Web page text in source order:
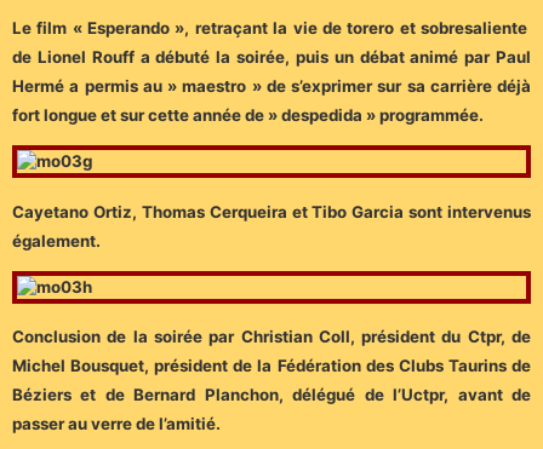
Le film « Esperando », retraçant la vie de torero et sobresaliente
de Lionel Rouff a débuté la soirée, puis un débat animé par Paul
Hermé a permis au » maestro » de s’exprimer sur sa carrière déjà
fort longue et sur cette année de » despedida » programmée.
Cayetano Ortiz, Thomas Cerqueira et Tibo Garcia sont intervenus
également.
Conclusion de la soirée par Christian Coll, président du Ctpr, de
Michel Bousquet, président de la Fédération des Clubs Taurins de
Béziers et de Bernard Planchon, délégué de l’Uctpr, avant de
passer au verre de l’amitié.